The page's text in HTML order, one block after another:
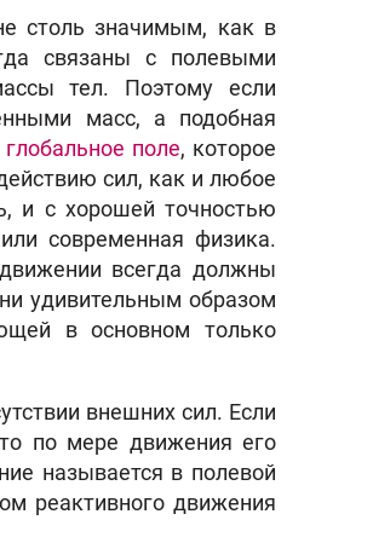
столь значимым, как в
связаны с полевыми
тел. Поэтому если
масс, а подобная
глобальное поле, которое
сил, как и любое
и с хорошей точностью
современная физика.
всегда должны
удивительным образом
в основном только
внешних сил. Если
по мере движения его
называется в полевой
реактивного движения